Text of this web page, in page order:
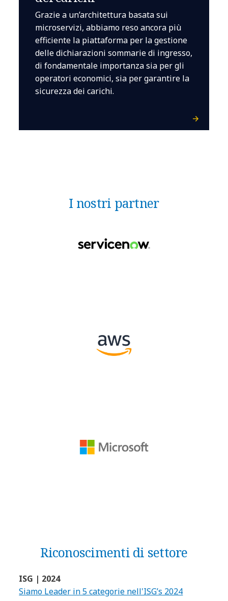
Grazie a un’architettura basata sui
microservizi, abbiamo reso ancora più
efficiente la piattaforma per la gestione
delle dichiarazioni sommarie di ingresso,
di fondamentale importanza sia per gli
operatori economici, sia per garantire la
sicurezza dei carichi.
I nostri partner
Riconoscimenti di settore
ISG | 2024
Siamo Leader in 5 categorie nell'ISG’s 2024